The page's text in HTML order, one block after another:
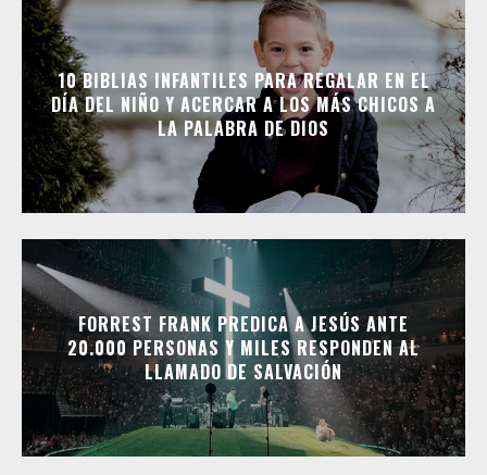
10 BIBLIAS INFANTILES PARA REGALAR EN EL
DÍA DEL NIÑO Y ACERCAR A LOS MÁS CHICOS A
LA PALABRA DE DIOS
FORREST FRANK PREDICA A JESÚS ANTE
20.000 PERSONAS Y MILES RESPONDEN AL
LLAMADO DE SALVACIÓN